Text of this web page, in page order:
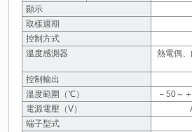
顯示
取樣週期
控制方式
溫度感測器
熱電偶
控制輸出
溫度範圍（℃）
－50～
電源電壓（V）
端子型式